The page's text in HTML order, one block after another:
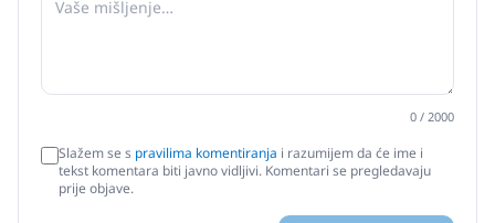
0 / 2000
Slažem se s pravilima komentiranja i razumijem da će ime i
tekst komentara biti javno vidljivi. Komentari se pregledavaju
prije objave.